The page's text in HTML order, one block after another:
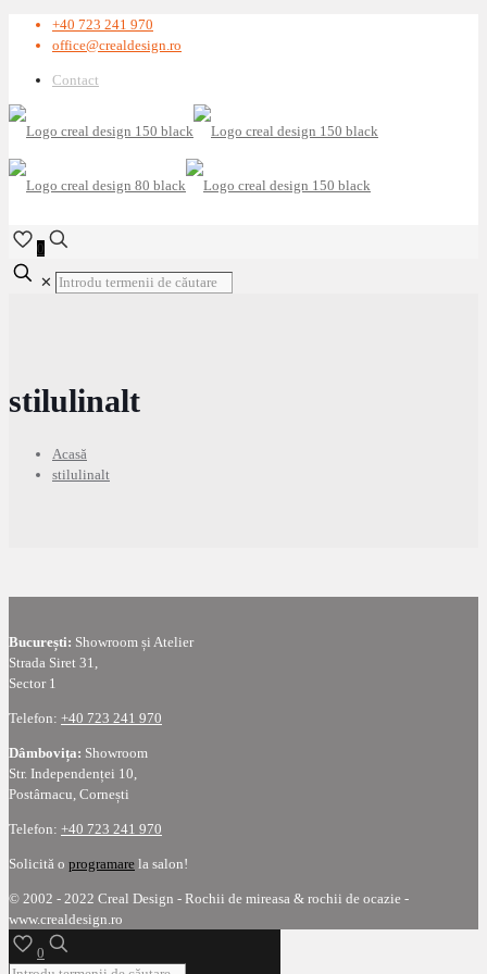
+40 723 241 970
office@crealdesign.ro
Contact
0
✕
stilulinalt
Acasă
stilulinalt
București: Showroom și Atelier
Strada Siret 31,
Sector 1
Telefon: +40 723 241 970
Dâmbovița: Showroom
Str. Independenței 10,
Postârnacu, Cornești
Telefon: +40 723 241 970
Solicită o programare la salon!
© 2002 - 2022 Creal Design - Rochii de mireasa & rochii de ocazie -
www.crealdesign.ro
0